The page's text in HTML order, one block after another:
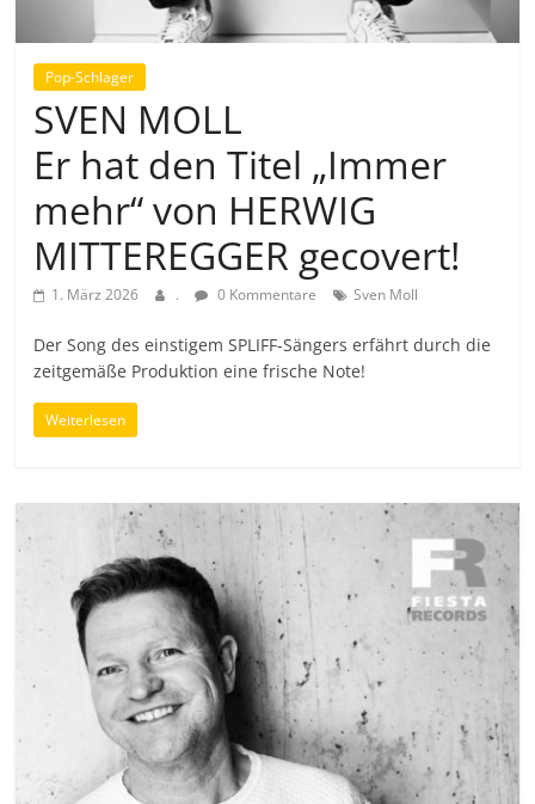
Pop-Schlager
SVEN MOLL
Er hat den Titel „Immer
mehr“ von HERWIG
MITTEREGGER gecovert!
1. März 2026 . 0 Kommentare Sven Moll
Der Song des einstigem SPLIFF-Sängers erfährt durch die
zeitgemäße Produktion eine frische Note!
Weiterlesen